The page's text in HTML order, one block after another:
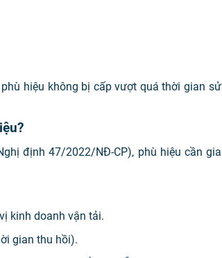
hiệu không bị cấp vượt quá thời gian sử
định 47/2022/NĐ-CP), phù hiệu cần gia
kinh doanh vận tải.
gian thu hồi).